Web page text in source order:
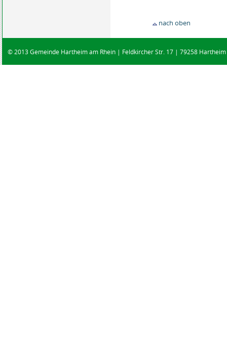
nach oben
© 2013 Gemeinde Hartheim am Rhein | Feldkircher Str. 17 | 79258